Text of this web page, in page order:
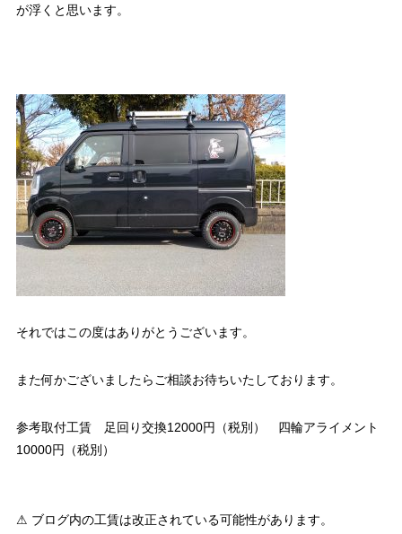
が浮くと思います。
それではこの度はありがとうございます。
また何かございましたらご相談お待ちいたしております。
参考取付工賃 足回り交換12000円（税別） 四輪アライメント
10000円（税別）
⚠ ブログ内の工賃は改正されている可能性があります。